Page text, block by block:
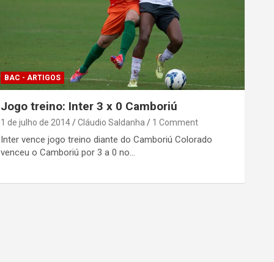
BAC - ARTIGOS
Jogo treino: Inter 3 x 0 Camboriú
1 de julho de 2014 Cláudio Saldanha 1 Comment
Inter vence jogo treino diante do Camboriú Colorado
venceu o Camboriú por 3 a 0 no…